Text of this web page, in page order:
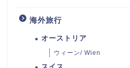
海外旅行
オーストリア
ウィーン/ Wien